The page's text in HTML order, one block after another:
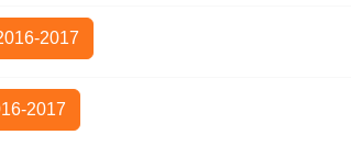
2017
2017